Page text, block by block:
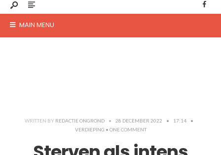
MAIN MENU
WRITTEN BY REDACTIE ONGROND • 28 DECEMBER 2022 • 17:14
•
VERDIEPING • ONE COMMENT